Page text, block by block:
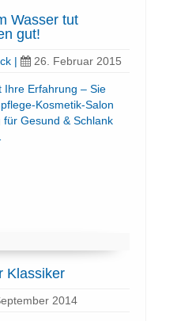
Wasser tut
gut!
| 26. Februar 2015
Ihre Erfahrung – Sie
Kosmetik-Salon
für Gesund & Schlank
Klassiker
2014